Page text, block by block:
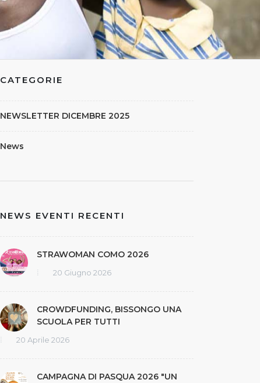
CATEGORIE
NEWSLETTER DICEMBRE 2025
News
NEWS EVENTI RECENTI
STRAWOMAN COMO 2026
20 Giugno 2026
CROWDFUNDING, BISSONGO UNA
SCUOLA PER TUTTI
20 Aprile 2026
CAMPAGNA DI PASQUA 2026 "UN